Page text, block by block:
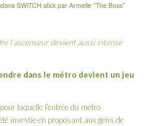
dans SWiTCH stick par Armelle "The Boss"
l’ascenseur devient aussi intense
dans le métro devient un jeu
laquelle l’entrée du métro
investie en proposant aux gens de